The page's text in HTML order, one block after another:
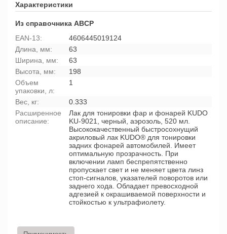
Характеристики
Из справочника ABCP
EAN-13:
4606445019124
Длина, мм:
63
Ширина, мм:
63
Высота, мм:
198
Объем
упаковки, л:
1
Вес, кг:
0.333
Расширенное
описание:
Лак для тонировки фар и фонарей KUDO
KU-9021, черный, аэрозоль, 520 мл.
Высококачественный быстросохнущий
акриловый лак KUDO® для тонировки
задних фонарей автомобилей. Имеет
оптимальную прозрачность. При
включении ламп беспрепятственно
пропускает свет и не меняет цвета линз
стоп-сигналов, указателей поворотов или
заднего хода. Обладает превосходной
адгезией к окрашиваемой поверхности и
стойкостью к ультрафиолету.